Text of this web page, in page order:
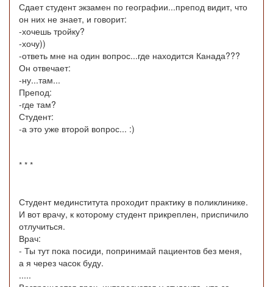
Сдает студент экзамен по географии...препод видит, что
он них не знает, и говорит:
-хочешь тройку?
-хочу))
-ответь мне на один вопрос...где находится Канада???
Он отвечает:
-ну...там...
Препод:
-где там?
Студент:
-а это уже второй вопрос... :)
* * *
Студент мединститута проходит практику в поликлинике.
И вот врачу, к которому студент прикреплен, приспичило
отлучиться.
Врач:
- Ты тут пока посиди, попринимай пациентов без меня,
а я через часок буду.
.....